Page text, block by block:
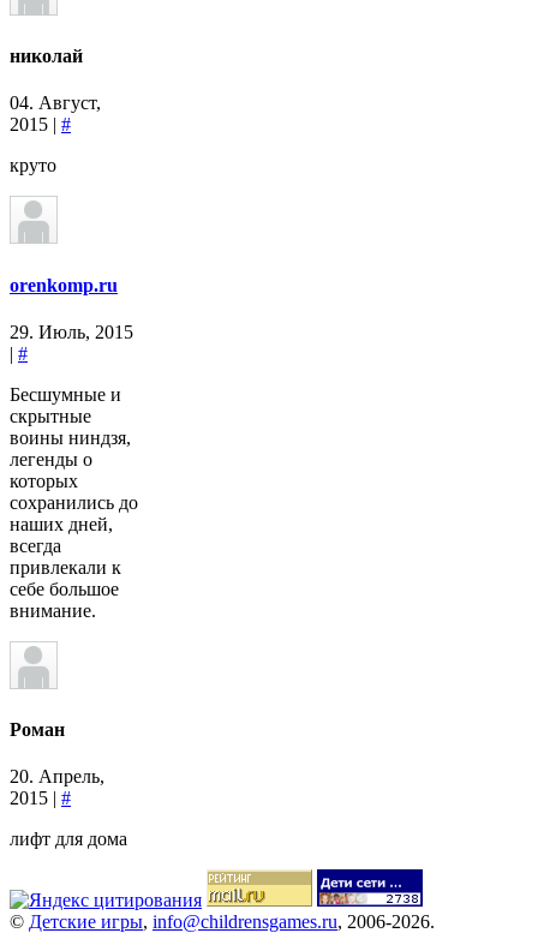
николай
04. Август,
2015 | #
круто
orenkomp.ru
29. Июль, 2015
| #
Бесшумные и
скрытные
воины ниндзя,
легенды о
которых
сохранились до
наших дней,
всегда
привлекали к
себе большое
внимание.
Роман
20. Апрель,
2015 | #
лифт для дома
© Детские игры, info@childrensgames.ru, 2006-2026.